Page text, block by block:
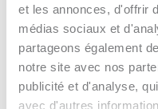
et les annonces, d'offrir
médias sociaux et
partageons également
notre site avec nos
publicité et d'analyse,
avec d'autres
Filtration and pre-
production of high